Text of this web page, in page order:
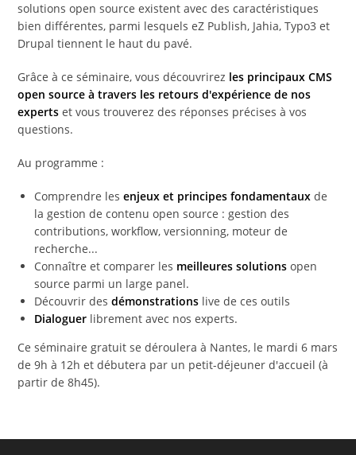
solutions open source existent avec des caractéristiques
bien différentes, parmi lesquels eZ Publish, Jahia, Typo3 et
Drupal tiennent le haut du pavé.
Grâce à ce séminaire, vous découvrirez les principaux CMS
open source à travers les retours d'expérience de nos
experts et vous trouverez des réponses précises à vos
questions.
Au programme :
Comprendre lesenjeux et principes fondamentaux de
la gestion de contenu open source : gestion des
contributions, workflow, versionning, moteur de
recherche...
Connaître et comparer les meilleures solutions open
source parmi un large panel.
Découvrir desdémonstrations live de ces outils
Dialoguer librement avec nos experts.
Ce séminaire gratuit se déroulera à Nantes, le mardi 6 mars
de 9h à 12h et débutera par un petit-déjeuner d'accueil (à
partir de 8h45).